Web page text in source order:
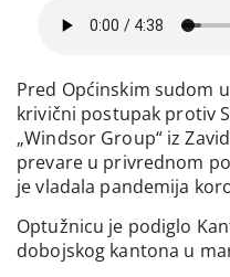
Pred Općinskim sudom
krivični postupak protiv
„Windsor Group“ iz
prevare u privrednom
je vladala pandemija
Optužnicu je podiglo
dobojskog kantona u